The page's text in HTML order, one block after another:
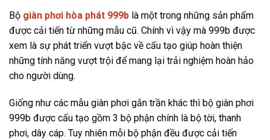
Bộ giàn phơi hòa phát 999b là một trong những sản phẩm
được cải tiến từ những mẫu cũ. Chính vì vậy mà 999b được
xem là sự phát triển vượt bậc về cấu tạo giúp hoàn thiện
những tính năng vượt trội để mang lại trải nghiệm hoàn hảo
cho người dùng.
Giống như các mẫu giàn phơi gắn trần khác thì bộ giàn phơi
999b được cấu tạo gồm 3 bộ phận chính là bộ tời, thanh
phơi, dây cáp. Tuy nhiên mỗi bộ phận đều được cải tiến